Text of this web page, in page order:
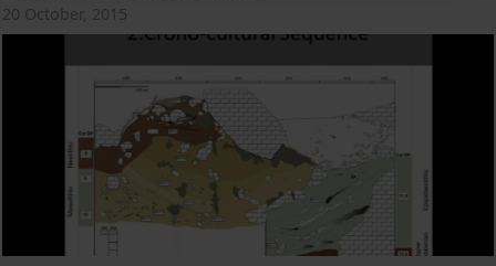
20 October, 2015